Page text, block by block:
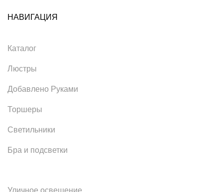
НАВИГАЦИЯ
Каталог
Люстры
Добавлено Руками
Торшеры
Светильники
Бра и подсветки
Уличное освещение